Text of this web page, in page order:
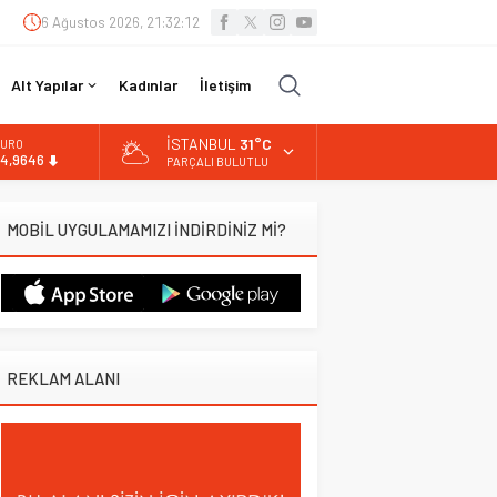
6 Ağustos 2026, 21:32:13
Alt Yapılar Kadınlar İletişim
13.798,82
DOLAR
İSTANBUL 31°C
PARÇALI BULUTLU
MOBİL UYGULAMAMIZI İNDİRDİNİZ Mİ?
REKLAM ALANI